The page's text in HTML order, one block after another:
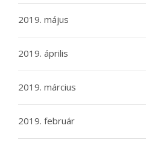
2019. május
2019. április
2019. március
2019. február